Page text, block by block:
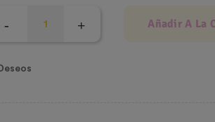
Añadir A La